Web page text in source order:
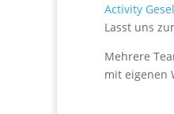
Activity
Lasst uns
Mehrere
mit eigenen